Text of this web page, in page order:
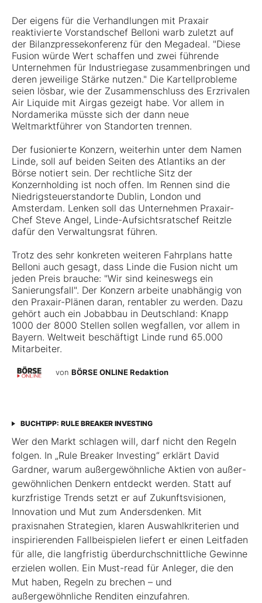
Der eigens für die Verhandlungen mit Praxair
reaktivierte Vorstandschef Belloni warb zuletzt auf
der Bilanzpressekonferenz für den Megadeal. "Diese
Fusion würde Wert schaffen und zwei führende
Unternehmen für Industriegase zusammenbringen und
deren jeweilige Stärke nutzen." Die Kartellprobleme
seien lösbar, wie der Zusammenschluss des Erzrivalen
Air Liquide mit Airgas gezeigt habe. Vor allem in
Nordamerika müsste sich der dann neue
Weltmarktführer von Standorten trennen.
Der fusionierte Konzern, weiterhin unter dem Namen
Linde, soll auf beiden Seiten des Atlantiks an der
Börse notiert sein. Der rechtliche Sitz der
Konzernholding ist noch offen. Im Rennen sind die
Niedrigsteuerstandorte Dublin, London und
Amsterdam. Lenken soll das Unternehmen Praxair-
Chef Steve Angel, Linde-Aufsichtsratschef Reitzle
dafür den Verwaltungsrat führen.
Trotz des sehr konkreten weiteren Fahrplans hatte
Belloni auch gesagt, dass Linde die Fusion nicht um
jeden Preis brauche: "Wir sind keineswegs ein
Sanierungsfall". Der Konzern arbeite unabhängig von
den Praxair-Plänen daran, rentabler zu werden. Dazu
gehört auch ein Jobabbau in Deutschland: Knapp
1000 der 8000 Stellen sollen wegfallen, vor allem in
Bayern. Weltweit beschäftigt Linde rund 65.000
Mitarbeiter.
von BÖRSE ONLINE Redaktion
BUCHTIPP: RULE BREAKER INVESTING
Wer den Markt schlagen will, darf nicht den Regeln
folgen. In „Rule Breaker Investing“ erklärt David
Gardner, warum außergewöhnliche Aktien von außer­
gewöhnlichen Denkern entdeckt werden. Statt auf
kurzfristige Trends setzt er auf Zukunftsvisionen,
Innovation und Mut zum Andersdenken. Mit
praxisnahen Strategien, klaren Auswahlkriterien und
inspirierenden Fallbeispielen liefert er einen Leit­faden
für alle, die langfristig überdurchschnittliche Gewinne
erzielen wollen. Ein Must-read für Anleger, die den
Mut haben, Regeln zu brechen – und
außergewöhnliche Renditen einzufahren.